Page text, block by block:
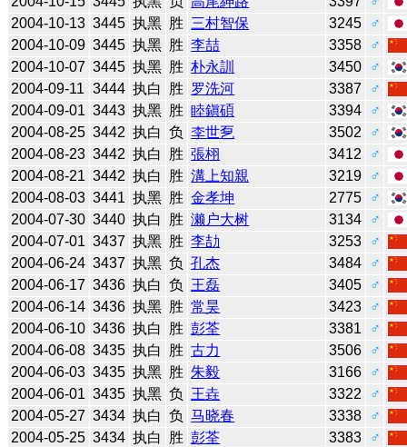
2004-10-13 3445 执黑 胜 三村智保 3245
♂
2004-10-09 3445 执黑 胜 李喆 3358
♂
2004-10-07 3445 执黑 胜 朴永訓 3450
♂
2004-09-11 3444 执白 胜 罗洗河 3387
♂
2004-09-01 3443 执黑 胜 睦鎭碩 3394
♂
2004-08-25 3442 执白 负 李世乭 3502
♂
2004-08-23 3442 执白 胜 張栩 3412
♂
2004-08-21 3442 执白 胜 溝上知親 3219
♂
2004-08-03 3441 执黑 胜 金孝坤 2775
♂
2004-07-30 3440 执白 胜 濑户大树 3134
♂
2004-07-01 3437 执黑 胜 李劼 3253
♂
2004-06-24 3437 执黑 负 孔杰 3484
♂
2004-06-17 3436 执白 负 王磊 3405
♂
2004-06-14 3436 执黑 胜 常昊 3423
♂
2004-06-10 3436 执白 胜 彭荃 3381
♂
2004-06-08 3435 执白 胜 古力 3506
♂
2004-06-03 3435 执黑 胜 朱毅 3166
♂
2004-06-01 3435 执黑 负 王垚 3322
♂
2004-05-27 3434 执白 负 马晓春 3338
♂
2004-05-25 3434 执白 胜 彭荃 3383
♂